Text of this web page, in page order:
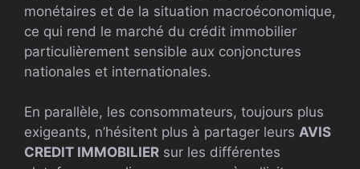
monétaires et de la situation macroéconomique,
ce qui rend le marché du crédit immobilier
particulièrement sensible aux conjonctures
nationales et internationales.
En parallèle, les consommateurs, toujours plus
exigeants, n’hésitent plus à partager leurs AVIS
CREDIT IMMOBILIER sur les différentes